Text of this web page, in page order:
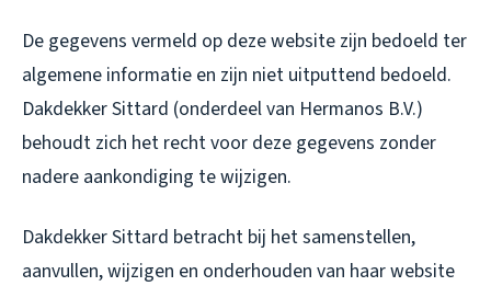
De gegevens vermeld op deze website zijn bedoeld ter
algemene informatie en zijn niet uitputtend bedoeld.
Dakdekker Sittard (onderdeel van Hermanos B.V.)
behoudt zich het recht voor deze gegevens zonder
nadere aankondiging te wijzigen.
Dakdekker Sittard betracht bij het samenstellen,
aanvullen, wijzigen en onderhouden van haar website